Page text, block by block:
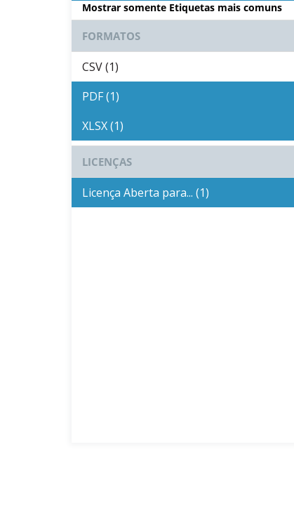
Mostrar somente Etiquetas mais comuns
FORMATOS
CSV (1)
PDF (1)
XLSX (1)
LICENÇAS
Licença Aberta para... (1)